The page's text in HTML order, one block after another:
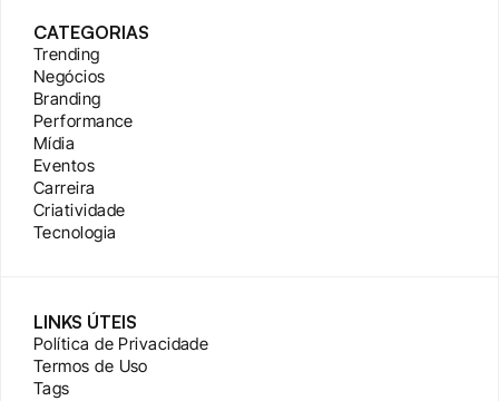
CATEGORIAS
Trending
Negócios
Branding
Performance
Mídia
Eventos
Carreira
Criatividade
Tecnologia
LINKS ÚTEIS
Política de Privacidade
Termos de Uso
Tags